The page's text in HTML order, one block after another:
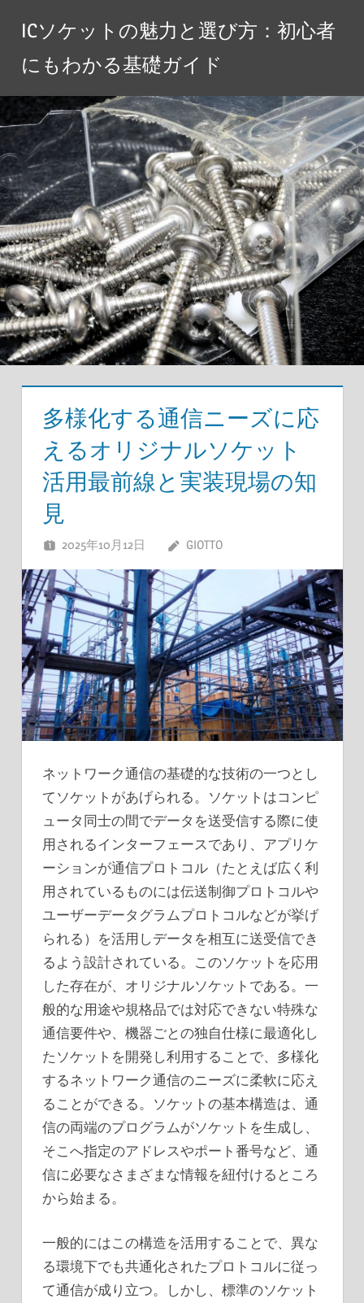
へ
ス
キ
ッ
プ
ICソケットの魅力と選び方：初心者
にもわかる基礎ガイド
多様化する通信ニーズに応
えるオリジナルソケット
活用最前線と実装現場の知
見
2025年10月12日 GIOTTO
ネットワーク通信の基礎的な技術の一つとし
てソケットがあげられる。 ソケットはコンピ
ュータ同士の間でデータを送受信する際に使
用されるインターフェースであり、アプリケ
ーションが通信プロトコル（たとえば広く利
用されているものには伝送制御プロトコルや
ユーザーデータグラムプロトコルなどが挙げ
られる）を活用しデータを相互に送受信でき
るよう設計されている。このソケットを応用
した存在が、オリジナルソケットである。一
般的な用途や規格品では対応できない特殊な
通信要件や、機器ごとの独自仕様に最適化し
たソケットを開発し利用することで、多様化
するネットワーク通信のニーズに柔軟に応え
ることができる。ソケットの基本構造は、通
信の両端のプログラムがソケットを生成し、
そこへ指定のアドレスやポート番号など、通
信に必要なさまざまな情報を紐付けるところ
から始まる。
一般的にはこの構造を活用することで、異な
る環境下でも共通化されたプロトコルに従っ
て通信が成り立つ。しかし、標準のソケット